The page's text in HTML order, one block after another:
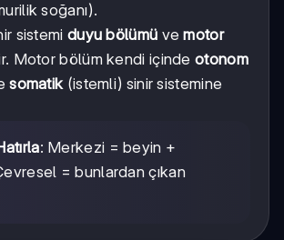
soğanı).
sistemi duyu bölümü vemotor
Motor bölüm kendi içindeotonom
somatik(istemli) sinir sistemine
: Merkezi = beyin +
= bunlardan çıkan